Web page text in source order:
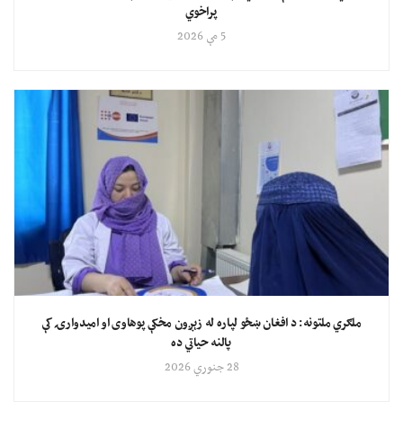
پراخوي
5 مې 2026
ملګري ملتونه: د افغان ښځو لپاره له زېږون مخکې پوهاوی او امیدوارۍ کې
پالنه حیاتي ده
28 جنوري 2026